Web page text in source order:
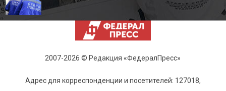
2007-2026 © Редакция «ФедералПресс»
Адрес для корреспонденции и посетителей: 127018,